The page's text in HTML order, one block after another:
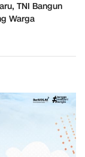
TNI Bangun
Warga